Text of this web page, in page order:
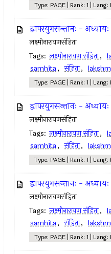
Type: PAGE | Rank: 1 |
द्वापरयुगसन्तानः -
लक्ष्मीनारायणसंहिता
Tags: लक्ष्मीनारायण संहिता,
samhita, संहिता,
Type: PAGE | Rank: 1 |
द्वापरयुगसन्तानः -
लक्ष्मीनारायणसंहिता
Tags: लक्ष्मीनारायण संहिता,
samhita, संहिता,
Type: PAGE | Rank: 1 |
द्वापरयुगसन्तानः -
लक्ष्मीनारायणसंहिता
Tags: लक्ष्मीनारायण संहिता,
samhita, संहिता,
Type: PAGE | Rank: 1 |